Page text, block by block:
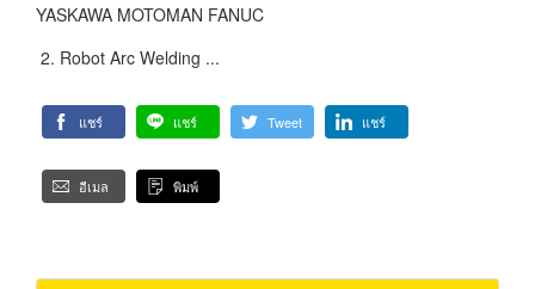
YASKAWA MOTOMAN FANUC
2. Robot Arc Welding ...
แชร์ แชร์ Tweet แชร์
อีเมล พิมพ์